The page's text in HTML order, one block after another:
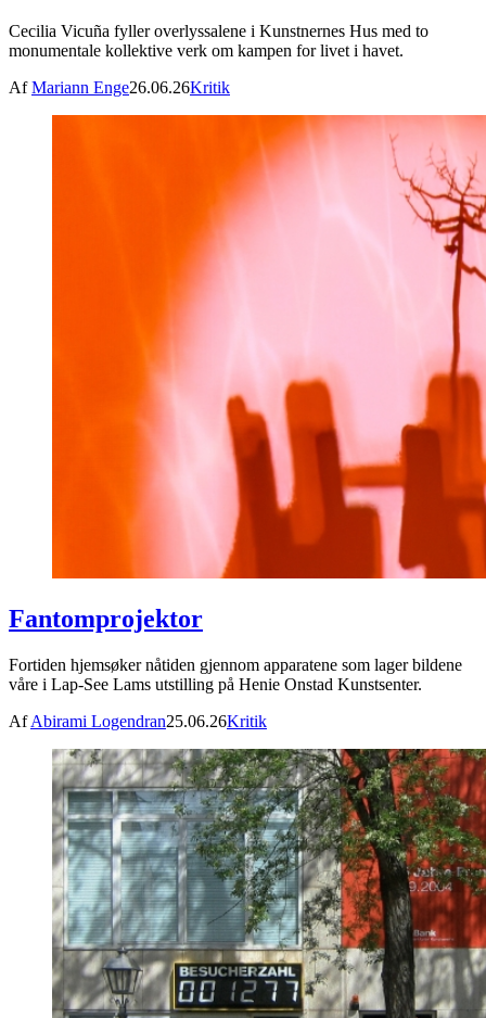
Cecilia Vicuña fyller overlyssalene i Kunstnernes Hus med to
monumentale kollektive verk om kampen for livet i havet.
AfMariann Enge26.06.26Kritik
Fantomprojektor
Fortiden hjemsøker nåtiden gjennom apparatene som lager bildene
våre i Lap-See Lams utstilling på Henie Onstad Kunstsenter.
AfAbirami Logendran25.06.26Kritik